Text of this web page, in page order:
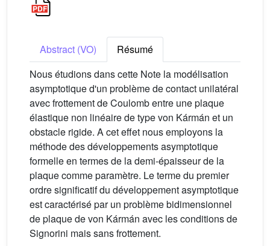
Abstract (VO)
Résumé
Nous étudions dans cette Note la modélisation
asymptotique d'un problème de contact unilatéral
avec frottement de Coulomb entre une plaque
élastique non linéaire de type von Kármán et un
obstacle rigide. A cet effet nous employons la
méthode des développements asymptotique
formelle en termes de la demi-épaisseur de la
plaque comme paramètre. Le terme du premier
ordre significatif du développement asymptotique
est caractérisé par un problème bidimensionnel
de plaque de von Kármán avec les conditions de
Signorini mais sans frottement.